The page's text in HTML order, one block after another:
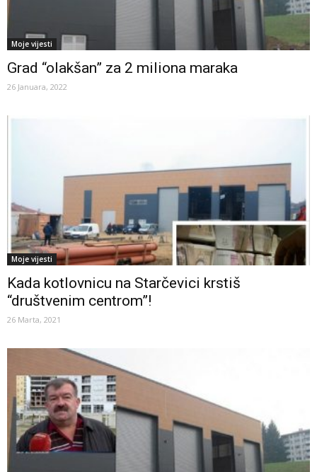
Moje vijesti
Grad “olakšan” za 2 miliona maraka
26 Januara, 2022
Moje vijesti
Kada kotlovnicu na Starčevici krstiš
“društvenim centrom”!
26 Marta, 2021